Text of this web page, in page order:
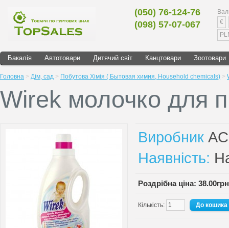
(050) 76-124-76
(098) 57-07-067
€
Бакалія Автотовари Дитячий світ Канцтовари Зоотовари
Головна > Дім, сад > Побутова Хімія ( Бытовая химия, Household chemicals) >
Wirek молочко для
Виробник
Наявність:
Роздрібна ціна: 38.00грн
Кількість: